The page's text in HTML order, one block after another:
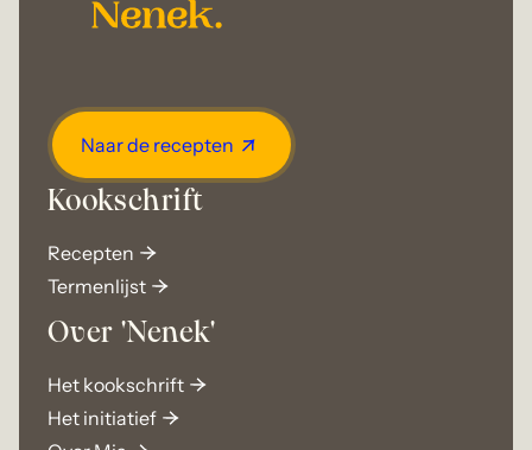
Naar de recepten
Kookschrift
Recepten
Termenlijst
Over 'Nenek'
Het kookschrift
Het initiatief